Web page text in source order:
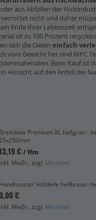
aus Abfällen der
nicht und daher
Ende Ihrer Lebenszeit
ist zu 100 Prozent
sich die Dielen einfach
vom Gewicht her sind WPC
Beim Kauf ist
Hinsicht auf den Anteil der
Breitdiele Premium XL hellgrau -
€ / lfm
Inkl. MwSt., zzgl. Versand
Handmuster Volldiele hellbraun -
0,00 €
Inkl. MwSt., zzgl. Versand